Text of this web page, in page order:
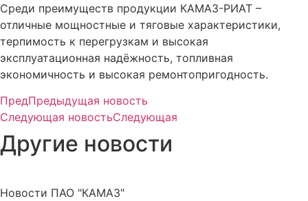
Среди преимуществ продукции КАМАЗ-РИАТ –
отличные мощностные и тяговые характеристики,
терпимость к перегрузкам и высокая
эксплуатационная надёжность, топливная
экономичность и высокая ремонтопригодность.
ПредПредыдущая новость
Следующая новостьСледующая
Другие новости
Новости ПАО "КАМАЗ"